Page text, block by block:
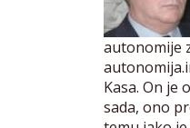
autonomije
Kasa. On
sada, ono